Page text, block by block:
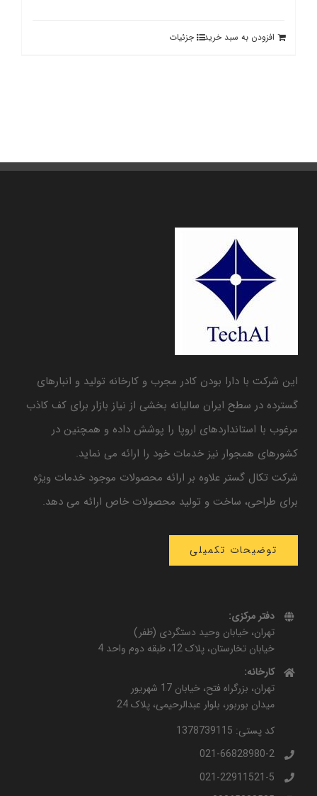
افزودن به سبد خرید جزئیات
این شرکت با دارا بودن کادر مجرب و کارخانه تولید و انبارهای
گسترده در سطح ایران سالیانه بخشی از نیاز بازار برای کف کاذب
مرغوب با استانداردهای اروپا را پوشش داده و همچنین در
کشورهای همجوار نیز خدمات خود را ارائه می نماید.
شرکت تکال گستر علاوه بر ارائه محصولات موجود خدمات ویژه
برای طراحی، ساخت و تولید محصولات خاص ارائه می دهد.
توضیحات تکمیلی
دفتر مرکزی:
تهران، خیابان وحید دستگردی (ظفر)
خیابان تخارستان، پلاک 12، طبقه دوم واحد 4
کارخانه:
تهران، بزرگراه فتح، خیابان 17 شهریور
میدان بوربور، بلوار عبدالرحیمی، پلاک 24
کد پستی: 1378739115
021-66828980-2
021-22911521-5